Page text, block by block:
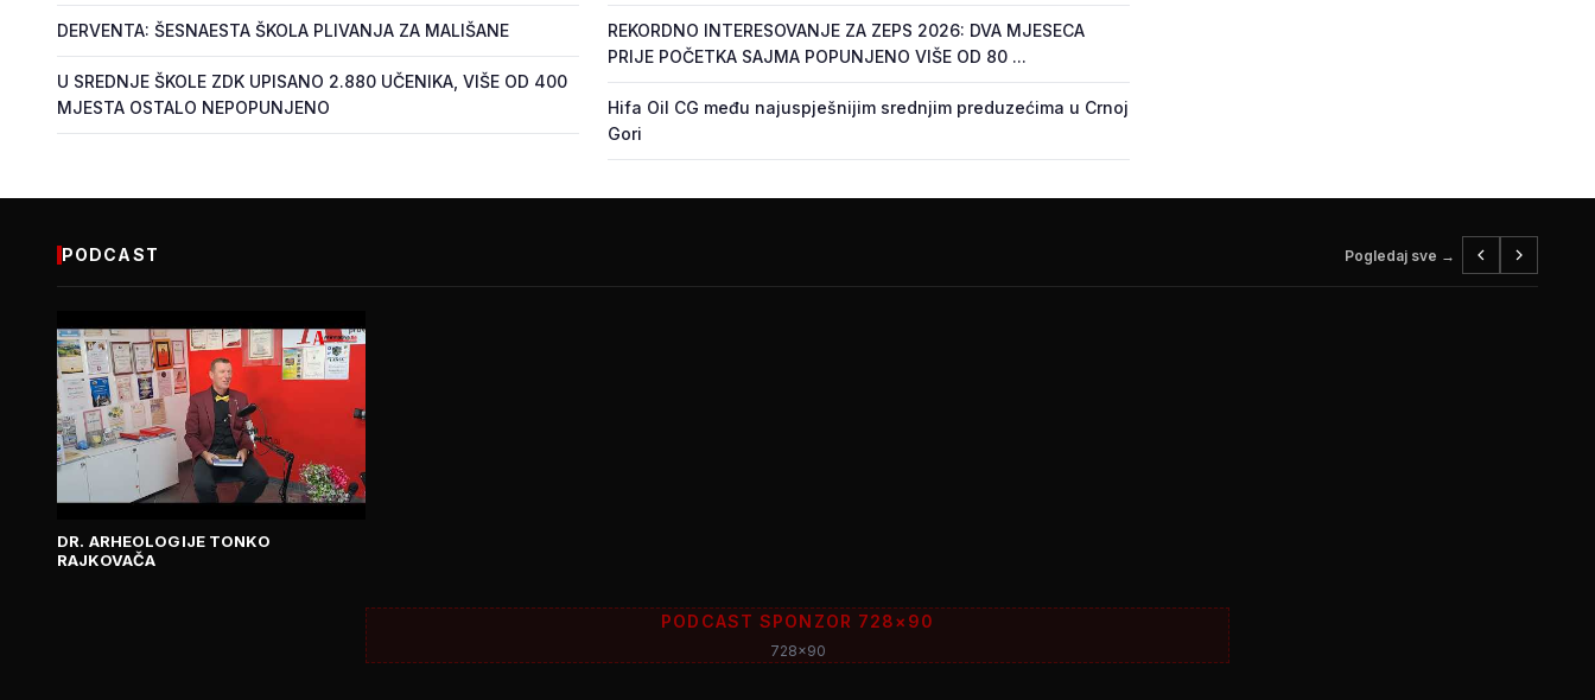
DERVENTA: ŠESNAESTA ŠKOLA PLIVANJA ZA MALIŠANE
U SREDNJE ŠKOLE ZDK UPISANO 2.880 UČENIKA, VIŠE OD 400
MJESTA OSTALO NEPOPUNJENO
REKORDNO INTERESOVANJE ZA ZEPS 2026: DVA MJESECA
PRIJE POČETKA SAJMA POPUNJENO VIŠE OD 80 ...
Hifa Oil CG među najuspješnijim srednjim preduzećima u Crnoj
Gori
PODCAST Pogledaj sve →
DR. ARHEOLOGIJE TONKO
RAJKOVAČA
PODCAST SPONZOR 728×90
728x90